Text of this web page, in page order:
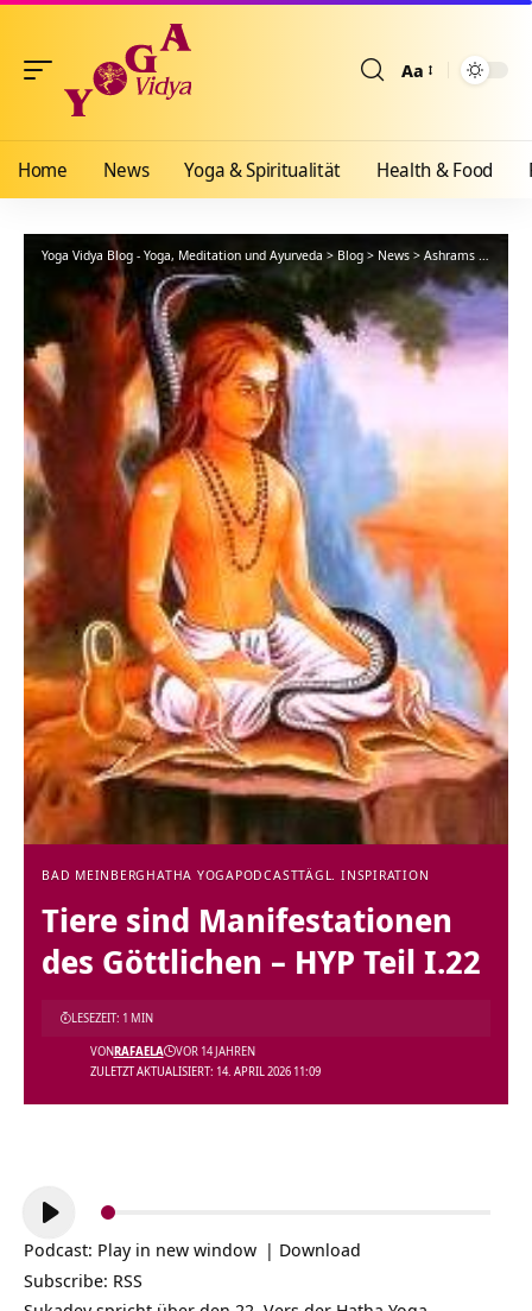
Aa
Home News Yoga & Spiritualität Health & Food
Yoga Vidya Blog - Yoga, Meditation und Ayurveda > Blog > News > Ashrams
BAD MEINBERG HATHA YOGAPODCASTTÄGL. INSPIRATION
Tiere sind Manifestationen
des Göttlichen – HYP Teil I.22
ZULETZT AKTUALISIERT: 14. APRIL 2026 11:09
VONRAFAELA VOR 14 JAHREN
LESEZEIT: 1 MIN
Audio-
Player
Podcast: Play in new window | Download
Subscribe: RSS